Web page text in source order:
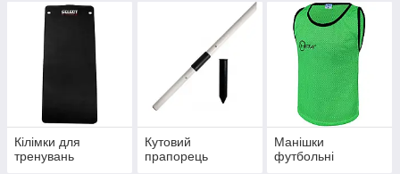
Кілімки для
тренувань
Кутовий
прапорець
Манішки
футбольні